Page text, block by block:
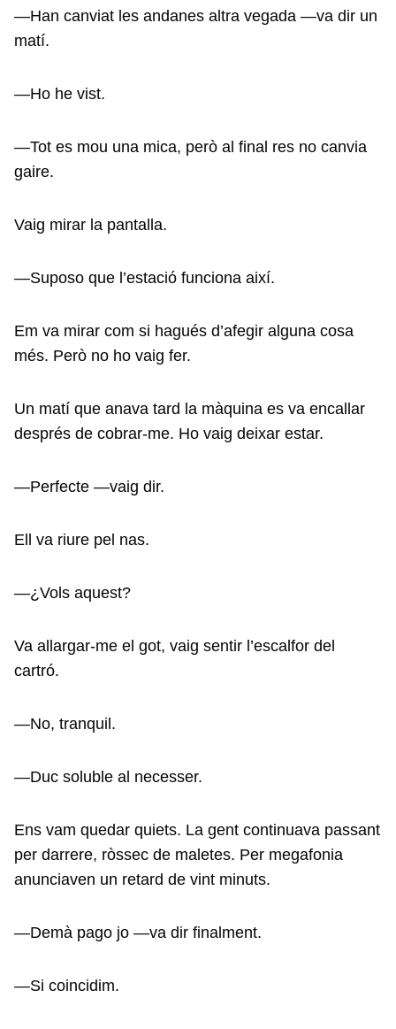
—Han canviat les andanes altra vegada —va dir un
matí.
—Ho he vist.
—Tot es mou una mica, però al final res no canvia
gaire.
Vaig mirar la pantalla.
—Suposo que l’estació funciona així.
Em va mirar com si hagués d’afegir alguna cosa
més. Però no ho vaig fer.
Un matí que anava tard la màquina es va encallar
després de cobrar-me. Ho vaig deixar estar.
—Perfecte —vaig dir.
Ell va riure pel nas.
—¿Vols aquest?
Va allargar-me el got, vaig sentir l’escalfor del
cartró.
—No, tranquil.
—Duc soluble al necesser.
Ens vam quedar quiets. La gent continuava passant
per darrere, ròssec de maletes. Per megafonia
anunciaven un retard de vint minuts.
—Demà pago jo —va dir finalment.
—Si coincidim.